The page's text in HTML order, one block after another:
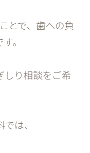
とで、歯への負
。
しり相談をご希
は、